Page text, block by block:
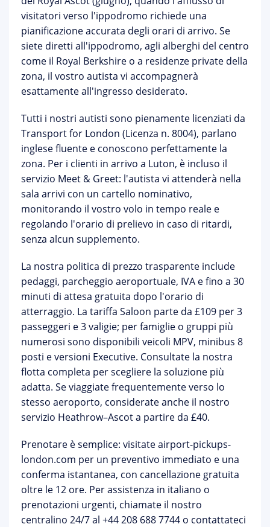
visitatori verso l'ippodromo richiede una
pianificazione accurata degli orari di arrivo. Se
siete diretti all'ippodromo, agli alberghi del centro
come il Royal Berkshire o a residenze private della
zona, il vostro autista vi accompagnerà
esattamente all'ingresso desiderato.
Tutti i nostri autisti sono pienamente licenziati da
Transport for London (Licenza n. 8004), parlano
inglese fluente e conoscono perfettamente la
zona. Per i clienti in arrivo a Luton, è incluso il
servizio Meet & Greet: l'autista vi attenderà nella
sala arrivi con un cartello nominativo,
monitorando il vostro volo in tempo reale e
regolando l'orario di prelievo in caso di ritardi,
senza alcun supplemento.
La nostra politica di prezzo trasparente include
pedaggi, parcheggio aeroportuale, IVA e fino a 30
minuti di attesa gratuita dopo l'orario di
atterraggio. La tariffa Saloon parte da £109 per 3
passeggeri e 3 valigie; per famiglie o gruppi più
numerosi sono disponibili veicoli MPV, minibus 8
posti e versioni Executive. Consultate la nostra
flotta completa per scegliere la soluzione più
adatta. Se viaggiate frequentemente verso lo
stesso aeroporto, considerate anche il nostro
servizio Heathrow–Ascota partire da £40.
Prenotare è semplice: visitateairport-pickups-
london.com per un preventivo immediato e una
conferma istantanea, con cancellazione gratuita
oltre le 12 ore. Per assistenza in italiano o
prenotazioni urgenti, chiamate il nostro
centralino 24/7 al +44 208 688 7744 o contattateci